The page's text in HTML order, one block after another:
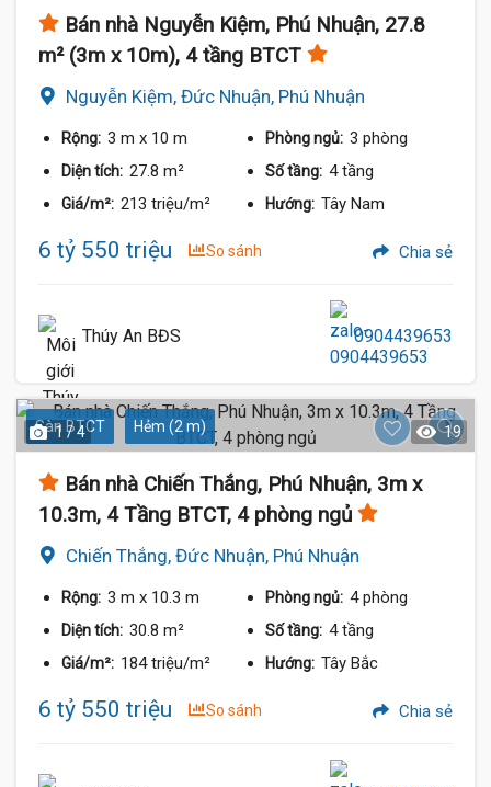
Bán nhà Nguyễn Kiệm, Phú Nhuận, 27.8
m² (3m x 10m), 4 tầng BTCT
Nguyễn Kiệm, Đức Nhuận, Phú Nhuận
Rộng: 3 m x 10 m Phòng ngủ: 3 phòng
Diện tích: 27.8 m² Số tầng: 4 tầng
Giá/m²: 213 triệu/m² Hướng: Tây Nam
6 tỷ 550 triệu So sánh Chia sẻ
Thúy An BĐS 0904439653
Sàn BTCT Hẻm (2 m)
1 / 4 19
Bán nhà Chiến Thắng, Phú Nhuận, 3m x
10.3m, 4 Tầng BTCT, 4 phòng ngủ
Chiến Thắng, Đức Nhuận, Phú Nhuận
Rộng: 3 m x 10.3 m Phòng ngủ: 4 phòng
Diện tích: 30.8 m² Số tầng: 4 tầng
Giá/m²: 184 triệu/m² Hướng: Tây Bắc
6 tỷ 550 triệu So sánh Chia sẻ